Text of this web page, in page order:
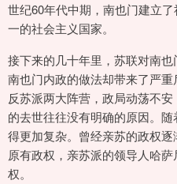
世纪60年代中期，南也门建立
一的社会主义国家。
接下来的几十年里，苏联对南
南也门内政的做法却带来了严
反苏派两大阵营，政局动荡不
的去世往往没有明确的原因。
得更加复杂。曾经亲苏的政权
原有政权，亲苏派的领导人哈
权。